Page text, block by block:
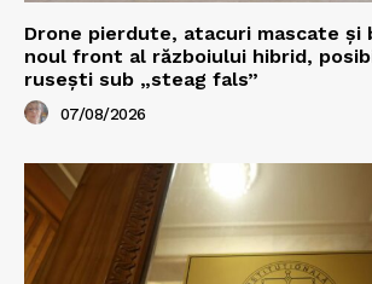
Drone pierdute, atacuri mascate și
noul front al războiului hibrid,
rusești sub „steag fals”
07/08/2026